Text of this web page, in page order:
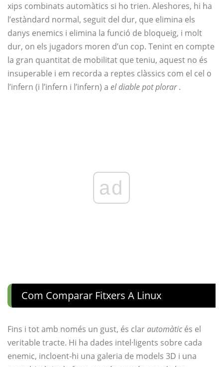
xips combinats automàtics si ho trien. Aleshores, hi ha
l’estàndard normal, seguit del dur, que elimina els
danys enemics i elimina la funció de bloqueig, i molt
dur, on els jugadors moren d’un cop. Tenint en compte
la gran quantitat de mobilitat que teniu, aquest no és
insuperable i em recorda a reptes clàssics com el cel o
l’infern (i l’infern i l’infern) a el diable pot plorar.
ad
Com Comparar Fitxers A Linux
Fins i tot amb només un gust, és clarautomàtic és el
veritable tracte. Hi ha dades intel·ligents sobre cada
enemic, incloent-hi una galeria de models 3D i una